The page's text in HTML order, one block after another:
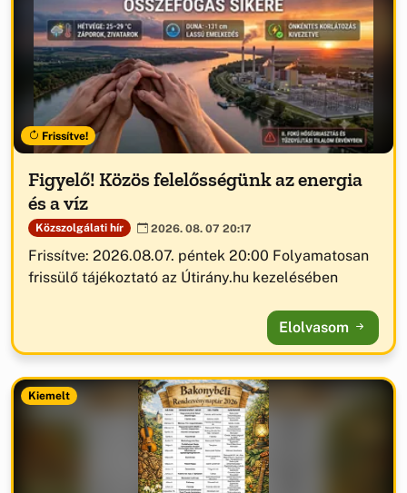
Frissítve!
Figyelő! Közös felelősségünk az energia
és a víz
Közszolgálati hír 2026. 08. 07 20:17
Frissítve: 2026.08.07. péntek 20:00 Folyamatosan
frissülő tájékoztató az Útirány.hu kezelésében
Elolvasom
Kiemelt